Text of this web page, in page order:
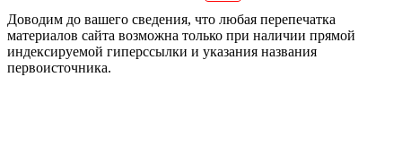
Доводим до вашего сведения, что любая перепечатка
материалов сайта возможна только при наличии прямой
индексируемой гиперссылки и указания названия
первоисточника.